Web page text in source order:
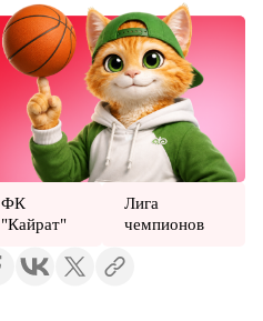
ФК
"Кайрат"
Лига
чемпионов